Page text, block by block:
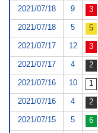
2021/07/18 9
2021/07/18 5
2021/07/17 12
2021/07/17 4
2021/07/16 10
2021/07/16 4
2021/07/15 5